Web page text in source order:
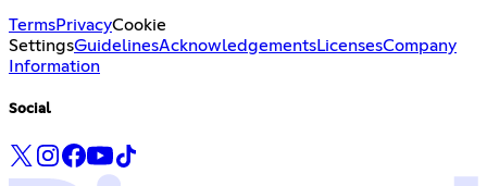
TermsPrivacyCookie
SettingsGuidelinesAcknowledgementsLicensesCompany
Information
Social